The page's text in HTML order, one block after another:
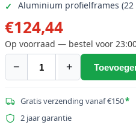
Aluminium profielframes
€124,44
Op voorraad — bestel voor
−
ROADINGER
Rack
CO
+
Gratis verzending vanaf €150*
2 jaar garantie